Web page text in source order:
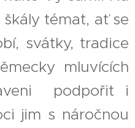
témat, ať se
svátky, tradice
mluvících
podpořit i
jim s náročnou